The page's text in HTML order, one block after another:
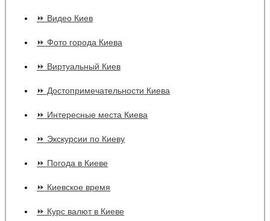
⏩ Видео Киев
⏩ Фото города Киева
⏩ Виртуальный Киев
⏩ Достопримечательности Киева
⏩ Интересные места Киева
⏩ Экскурсии по Киеву
⏩ Погода в Киеве
⏩ Киевское время
⏩ Курс валют в Киеве